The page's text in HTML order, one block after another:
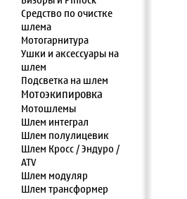
Средство по очистке
шлема
Мотогарнитура
Ушки и аксессуары на
шлем
Подсветка на шлем
Мотоэкипировка
Мотошлемы
Шлем интеграл
Шлем полулицевик
Шлем Кросс / Эндуро /
ATV
Шлем модуляр
Шлем трансформер